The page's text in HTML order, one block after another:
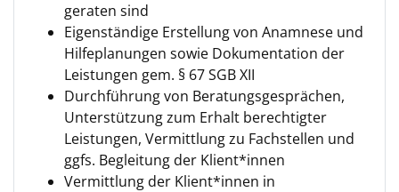
geraten sind
Eigenständige Erstellung von Anamnese und
Hilfeplanungen sowie Dokumentation der
Leistungen gem. § 67 SGB XII
Durchführung von Beratungsgesprächen,
Unterstützung zum Erhalt berechtigter
Leistungen, Vermittlung zu Fachstellen und
ggfs. Begleitung der Klient*innen
Vermittlung der Klient*innen in